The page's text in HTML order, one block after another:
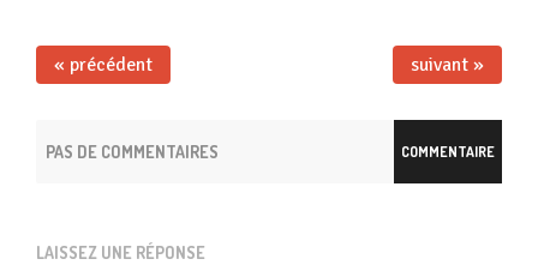
« précédent suivant »
COMMENTAIRE
PAS DE COMMENTAIRES
LAISSEZ UNE RÉPONSE